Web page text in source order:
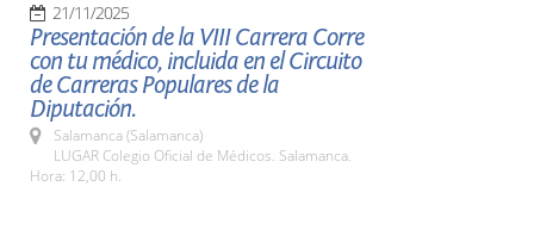
21/11/2025
Presentación de la VIII Carrera Corre
con tu médico, incluida en el Circuito
de Carreras Populares de la
Diputación.
Salamanca (Salamanca)
LUGAR Colegio Oficial de Médicos. Salamanca.
Hora: 12,00 h.